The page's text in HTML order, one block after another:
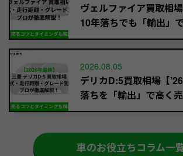
ヴェルファイア買取相場
10年落ちでも「輸出」
2026.08.05
デリカD:5買取相場【
落ちを「輸出」で高く
車のお役立ちコラム一